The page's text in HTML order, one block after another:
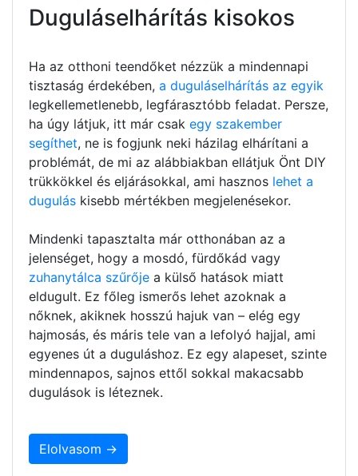
Duguláselhárítás kisokos
Ha az otthoni teendőket nézzük a mindennapi
tisztaság érdekében, a duguláselhárítás az egyik
legkellemetlenebb, legfárasztóbb feladat. Persze,
ha úgy látjuk, itt már csak egy szakember
segíthet, ne is fogjunk neki házilag elhárítani a
problémát, de mi az alábbiakban ellátjuk Önt DIY
trükkökkel és eljárásokkal, ami hasznos lehet a
dugulás kisebb mértékben megjelenésekor.
Mindenki tapasztalta már otthonában az a
jelenséget, hogy a mosdó, fürdőkád vagy
zuhanytálca szűrője a külső hatások miatt
eldugult. Ez főleg ismerős lehet azoknak a
nőknek, akiknek hosszú hajuk van – elég egy
hajmosás, és máris tele van a lefolyó hajjal, ami
egyenes út a duguláshoz. Ez egy alapeset, szinte
mindennapos, sajnos ettől sokkal makacsabb
dugulások is léteznek.
Elolvasom →